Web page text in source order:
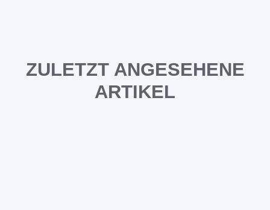
ZULETZT ANGESEHENE
ARTIKEL